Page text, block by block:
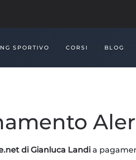
SPORTIVO CORSI BLOG
di Gianluca Landi a